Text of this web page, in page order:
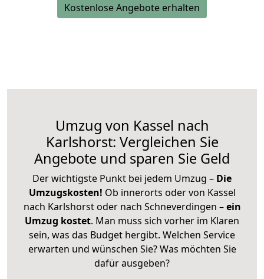
Kostenlose Angebote erhalten
Umzug von Kassel nach
Karlshorst: Vergleichen Sie
Angebote und sparen Sie Geld
Der wichtigste Punkt bei jedem Umzug – Die
Umzugskosten! Ob innerorts oder von Kassel
nach Karlshorst oder nach Schneverdingen –ein
Umzug kostet. Man muss sich vorher im Klaren
sein, was das Budget hergibt. Welchen Service
erwarten und wünschen Sie? Was möchten Sie
dafür ausgeben?